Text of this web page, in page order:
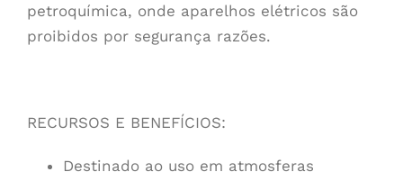
petroquímica, onde aparelhos elétricos são
proibidos por segurança razões.
RECURSOS E BENEFÍCIOS:
Destinado ao uso em atmosferas